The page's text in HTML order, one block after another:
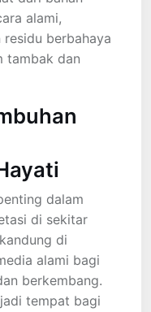
alami,
berbahaya
tambak dan
dalam
di sekitar
di
alami bagi
berkembang.
tempat bagi